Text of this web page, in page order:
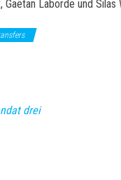
Laborde und Silas
drei